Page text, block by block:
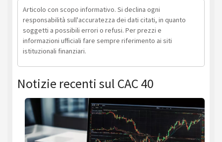
Articolo con scopo informativo. Si declina ogni
responsabilità sull'accuratezza dei dati citati, in quanto
soggetti a possibili errori o refusi. Per prezzi e
informazioni ufficiali fare sempre riferimento ai siti
istituzionali finanziari.
Notizie recenti sul CAC 40